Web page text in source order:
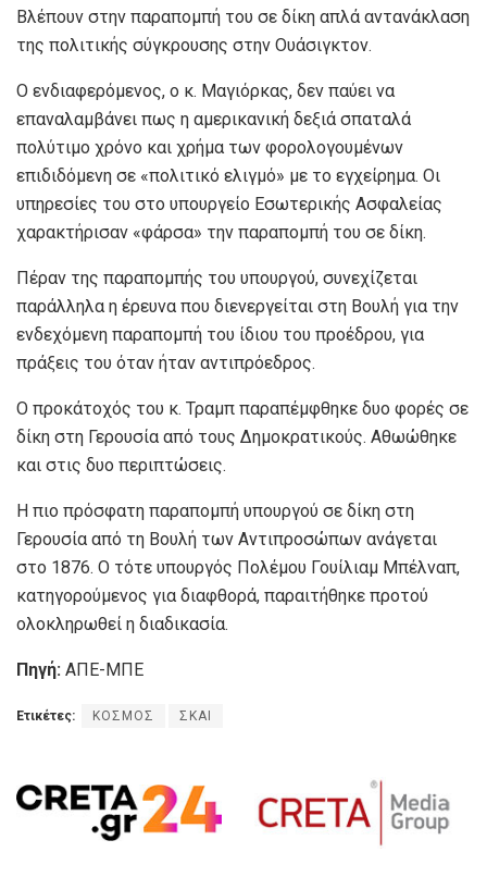
Βλέπουν στην παραπομπή του σε δίκη απλά αντανάκλαση
της πολιτικής σύγκρουσης στην Ουάσιγκτον.
Ο ενδιαφερόμενος, ο κ. Μαγιόρκας, δεν παύει να
επαναλαμβάνει πως η αμερικανική δεξιά σπαταλά
πολύτιμο χρόνο και χρήμα των φορολογουμένων
επιδιδόμενη σε «πολιτικό ελιγμό» με το εγχείρημα. Οι
υπηρεσίες του στο υπουργείο Εσωτερικής Ασφαλείας
χαρακτήρισαν «φάρσα» την παραπομπή του σε δίκη.
Πέραν της παραπομπής του υπουργού, συνεχίζεται
παράλληλα η έρευνα που διενεργείται στη Βουλή για την
ενδεχόμενη παραπομπή του ίδιου του προέδρου, για
πράξεις του όταν ήταν αντιπρόεδρος.
Ο προκάτοχός του κ. Τραμπ παραπέμφθηκε δυο φορές σε
δίκη στη Γερουσία από τους Δημοκρατικούς. Αθωώθηκε
και στις δυο περιπτώσεις.
Η πιο πρόσφατη παραπομπή υπουργού σε δίκη στη
Γερουσία από τη Βουλή των Αντιπροσώπων ανάγεται
στο 1876. Ο τότε υπουργός Πολέμου Γουίλιαμ Μπέλναπ,
κατηγορούμενος για διαφθορά, παραιτήθηκε προτού
ολοκληρωθεί η διαδικασία.
Πηγή: ΑΠΕ-ΜΠΕ
Ετικέτες: ΚΟΣΜΟΣ ΣΚΑΙ